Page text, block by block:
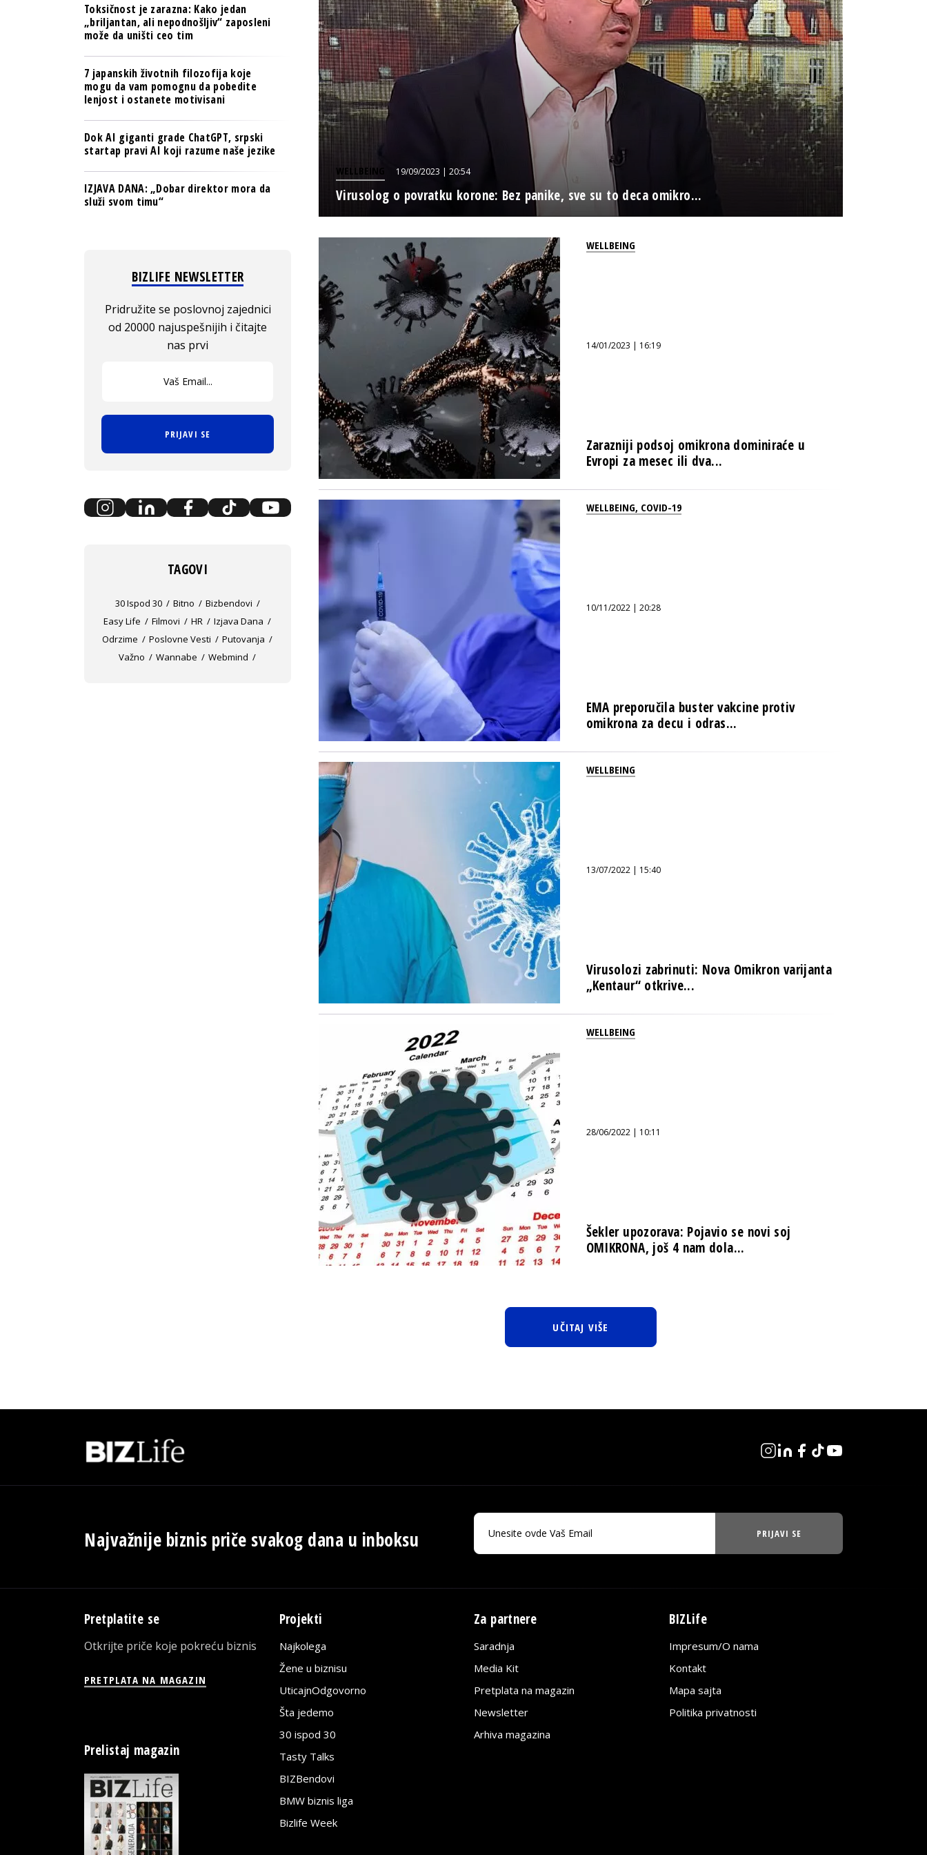
WELLBEING 19/09/2023 | 20:54
Virusolog o povratku korone: Bez panike, sve su to deca omikro...
WELLBEING
14/01/2023 | 16:19
Zarazniji podsoj omikrona dominiraće u
Evropi za mesec ili dva...
WELLBEING, COVID-19
10/11/2022 | 20:28
EMA preporučila buster vakcine protiv
omikrona za decu i odras...
WELLBEING
13/07/2022 | 15:40
Virusolozi zabrinuti: Nova Omikron varijanta
„Kentaur“ otkrive...
WELLBEING
28/06/2022 | 10:11
Šekler upozorava: Pojavio se novi soj
OMIKRONA, još 4 nam dola...
UČITAJ VIŠE
Toksičnost je zarazna: Kako jedan
„briljantan, ali nepodnošljiv“ zaposleni
može da uništi ceo tim
7 japanskih životnih filozofija koje
mogu da vam pomognu da pobedite
lenjost i ostanete motivisani
Dok AI giganti grade ChatGPT, srpski
startap pravi AI koji razume naše jezike
IZJAVA DANA: „Dobar direktor mora da
služi svom timu“
BIZLIFE NEWSLETTER
Pridružite se poslovnoj zajednici
od 20000 najuspešnijih i čitajte
nas prvi
PRIJAVI SE
TAGOVI
30 Ispod 30 Bitno
Bizbendovi
Easy Life
Filmovi HR
Izjava Dana
Odrzime
Poslovne Vesti
Putovanja
Važno
Wannabe Webmind
Najvažnije biznis priče svakog dana u inboksu PRIJAVI SE
Pretplatite se
Otkrijte priče koje pokreću biznis
PRETPLATA NA MAGAZIN
Prelistaj magazin
Projekti
Najkolega
Žene u biznisu
UticajnOdgovorno
Šta jedemo
30 ispod 30
Tasty Talks
BIZBendovi
BMW biznis liga
Bizlife Week
Za partnere
Saradnja
Media Kit
Pretplata na magazin
Newsletter
Arhiva magazina
BIZLife
Impresum/O nama
Kontakt
Mapa sajta
Politika privatnosti